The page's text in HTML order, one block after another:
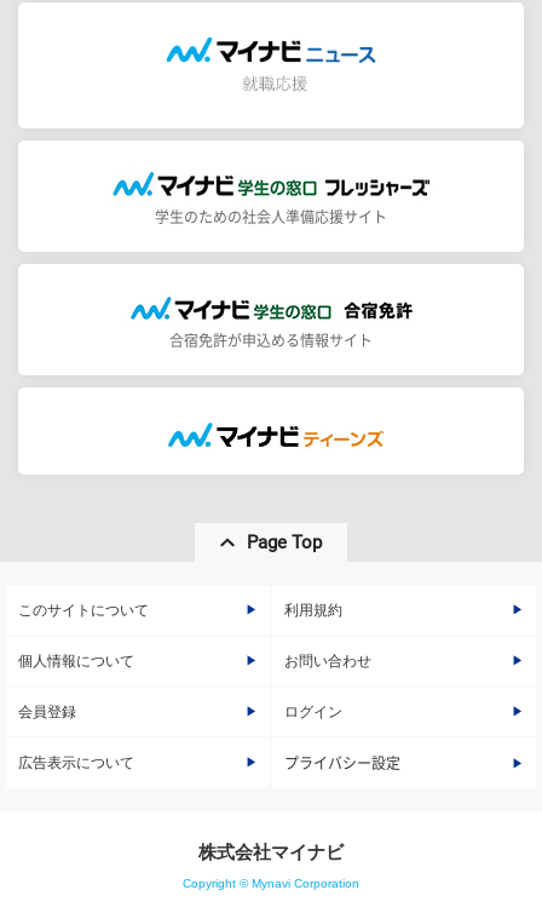
学生のための社会人準備応援サイト
合宿免許が申込める情報サイト
Page Top
このサイトについて 利用規約
個人情報について お問い合わせ
会員登録 ログイン
広告表示について プライバシー設定
株式会社マイナビ
Copyright © Mynavi Corporation